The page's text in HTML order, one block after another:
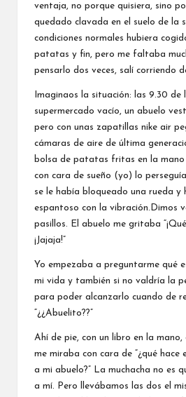
ventaja, no porque quisiera, sino
quedado clavada en el suelo de la
condiciones normales hubiera
patatas y fin, pero me faltaba
pensarlo dos veces, salí corriendo
Imaginaos la situación: las 9.30 de
supermercado vacío, un abuelo
pero con unas zapatillas nike air
cámaras de aire de última
bolsa de patatas fritas en la
con cara de sueño (yo) lo
se le había bloqueado una rueda y
espantoso con la vibración.Dimos
pasillos. El abuelo me gritaba
¡Jajaja!”
Yo empezaba a preguntarme qué
mi vida y también si no valdría la
para poder alcanzarlo cuando de
“¿¿Abuelito??”
Ahí de pie, con un libro en la
me miraba con cara de “¿qué hace
a mi abuelo?” La muchacha no es
a mí. Pero llevábamos las dos el